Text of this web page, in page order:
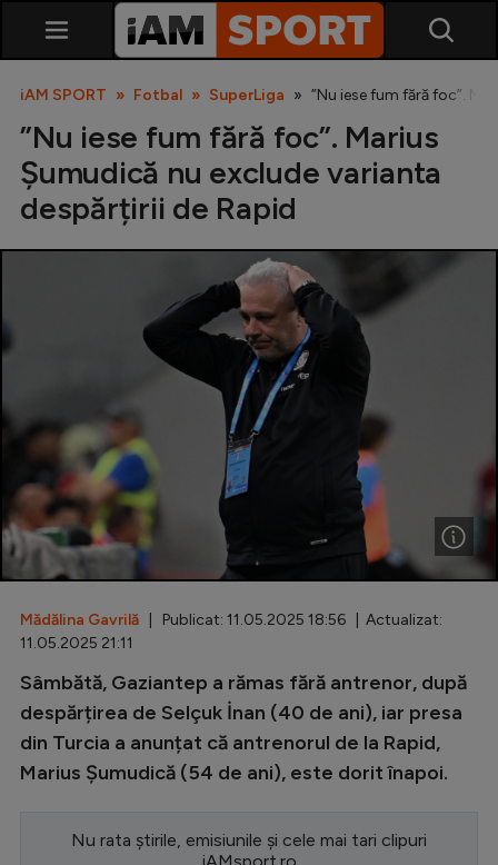
SuperLiga
Liga 2
Cupa României
Echipa Națională
U21
Fotbal feminin
Special
Diverse
Inedit
Champions League
iAM SPORT Fotbal SuperLiga ”Nu iese fum fără foc”.
”Nu iese fum fără foc”. Marius
Șumudică nu exclude varianta
despărțirii de Rapid
Mădălina Gavrilă | Publicat: 11.05.2025 18:56 | Actualizat:
11.05.2025 21:11
Sâmbătă, Gaziantep a rămas fără antrenor, după
despărțirea de Selçuk İnan (40 de ani), iar presa
din Turcia a anunțat că antrenorul de la Rapid,
Marius Șumudică (54 de ani), este dorit înapoi.
Nu rata știrile, emisiunile și cele mai tari clipuri
iAMsport.ro